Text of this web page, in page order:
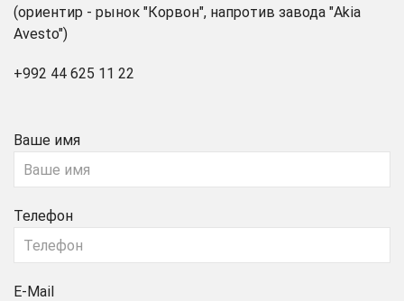
(ориентир - рынок "Корвон", напротив завода "Akia
Avesto")
+992 44 625 11 22
Ваше имя
Телефон
E-Mail